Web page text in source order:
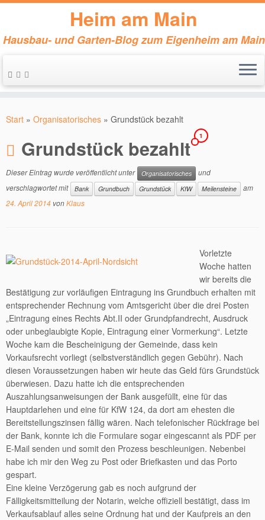
Inhalt
Heim am Main
Hausbau- und Garten-Blog zum Eigenheim am Main
Start » Organisatorisches » Grundstück bezahlt
Grundstück bezahlt 1
Dieser Eintrag wurde veröffentlicht unter Organisatorisches
und
verschlagwortet mit
Bank Grundbuch Grundstück KfW Meilensteine
am
24. April 2014 vonKlaus
Vorletzte
Woche hatten
wir bereits die
Bestätigung zur vorläufigen Eintragung ins Grundbuch erhalten mit
entsprechender Rechnung vom Amtsgericht über die drei Posten
„Eintragung eines Rechts Abt.II oder Grundpfandrecht, Ausdruck
oder unbeglaubigte Kopie, Eintragung einer Vormerkung“. Letzte
Woche kam die Bescheinigung der Gemeinde, dass kein
Vorkaufsrecht vorliegt (selbstverständlich gegen Gebühr). Nach
diesen Voraussetzungen haben wir heute das Geld fürs Grundstück
überwiesen. Dazu hatte ich die entsprechenden
Auszahlungsanweisungen der Bank ausgefüllt, eine für das
Hauptdarlehen und eine für KfW 124, da dort am ehesten die
Bereitstellungszinsen fällig wären. Nach telefonischer Rückfrage bei
der Bank, konnte ich die Formulare sogar eingescannt als PDF per
E-Mail senden und somit den Prozess beschleunigen. Nebenbei
habe ich mir den Weg zu Post oder Briefkasten und das Porto
gespart.
Eine kleine Verzögerung gab es noch aufgrund der
Fälligkeitsmitteilung der Notarin, welche offiziell bestätigt, dass im
Verkaufsablauf alles seine Ordnung hat und der Kaufpreis an den